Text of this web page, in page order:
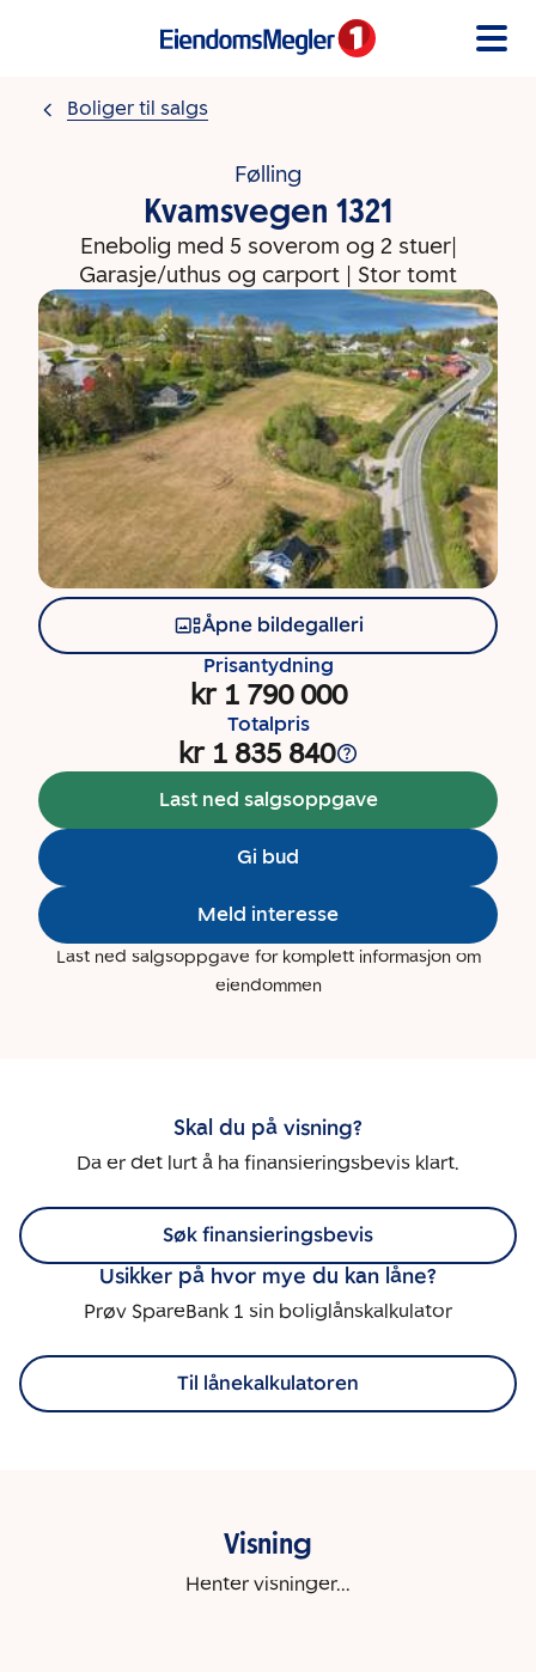
Boliger til salgs
Følling
Kvamsvegen 1321
Enebolig med 5 soverom og 2 stuer|
Garasje/uthus og carport | Stor tomt
Åpne bildegalleri
Prisantydning
kr 1 790 000
Totalpris
kr 1 835 840
Last ned salgsoppgave
Gi bud
Meld interesse
Last ned salgsoppgave for komplett informasjon om
eiendommen
Skal du på visning?
Da er det lurt å ha finansieringsbevis klart.
Søk finansieringsbevis
Usikker på hvor mye du kan låne?
Prøv SpareBank 1 sin boliglånskalkulator
Til lånekalkulatoren
Visning
Henter visninger...